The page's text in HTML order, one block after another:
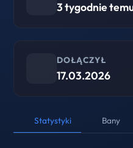
3 tygodnie
DOŁĄCZYŁ
17.03.2026
Statystyki Bany